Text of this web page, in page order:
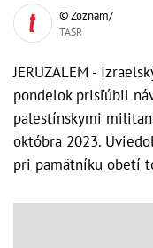
© Zoznam/
TASR
JERUZALEM -
pondelok prisľúbil
palestínskymi
októbra 2023.
pri pamätníku obetí